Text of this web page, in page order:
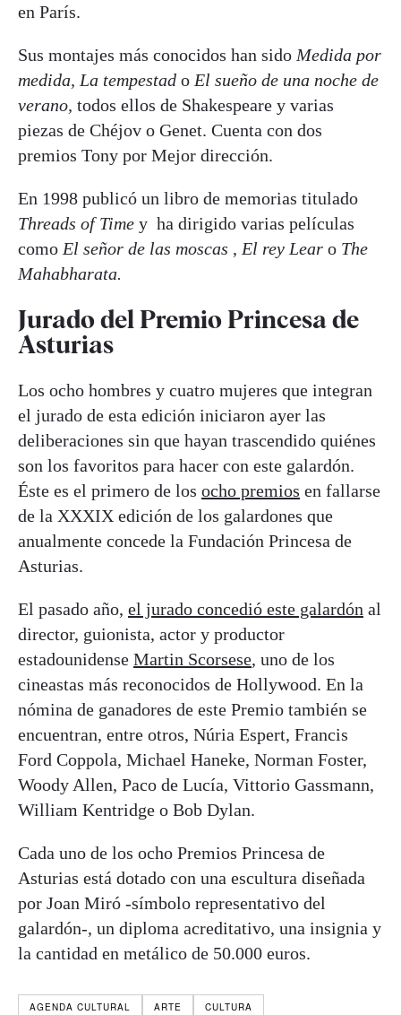
en París.
Sus montajes más conocidos han sido Medida por
medida, La tempestad o El sueño de una noche de
verano, todos ellos de Shakespeare y varias
piezas de Chéjov o Genet. Cuenta con dos
premios Tony por Mejor dirección.
En 1998 publicó un libro de memorias titulado
Threads of Time y ha dirigido varias películas
como El señor de las moscas , El rey Lear o The
Mahabharata.
Jurado del Premio Princesa de
Asturias
Los ocho hombres y cuatro mujeres que integran
el jurado de esta edición iniciaron ayer las
deliberaciones sin que hayan trascendido quiénes
son los favoritos para hacer con este galardón.
Éste es el primero de los ocho premios en fallarse
de la XXXIX edición de los galardones que
anualmente concede la Fundación Princesa de
Asturias.
El pasado año, el jurado concedió este galardón al
director, guionista, actor y productor
estadounidense Martin Scorsese, uno de los
cineastas más reconocidos de Hollywood. En la
nómina de ganadores de este Premio también se
encuentran, entre otros, Núria Espert, Francis
Ford Coppola, Michael Haneke, Norman Foster,
Woody Allen, Paco de Lucía, Vittorio Gassmann,
William Kentridge o Bob Dylan.
Cada uno de los ocho Premios Princesa de
Asturias está dotado con una escultura diseñada
por Joan Miró -símbolo representativo del
galardón-, un diploma acreditativo, una insignia y
la cantidad en metálico de 50.000 euros.
AGENDA CULTURAL ARTE CULTURA